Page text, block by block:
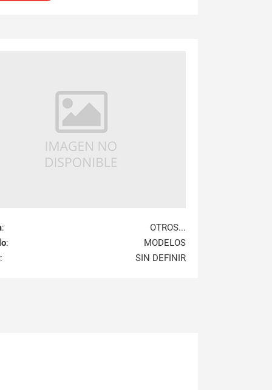
:
OTROS...
:
MODELOS
: SIN DEFINIR